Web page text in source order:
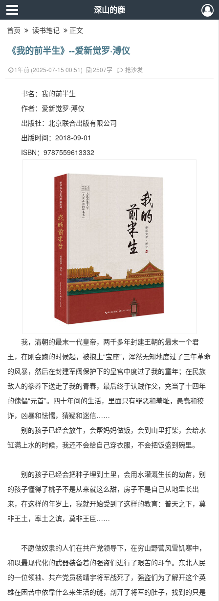
深山的鹿
首页 读书笔记 正文
《我的前半生》--爱新觉罗·溥仪
1年前 (2025-07-15 00:51) 2507字 抢沙发
书名：我的前半生
作者：爱新觉罗·溥仪
出版社：北京联合出版有限公司
出版时间：2018-09-01
ISBN：9787559613332
我，清朝的最末一代皇帝，两千多年封建王朝的最末一个君
王，在刚会跑的时候起，被抱上“宝座”，浑然无知地度过了三年革命
的风暴，然后在封建军阀保护下的皇宫中度过了我的童年；在民族
敌人的豢养下送走了我的青春，最后终于认贼作父，充当了十四年
的傀儡“元首”。四十年间的生活，里面只有罪恶和羞耻，愚蠢和狡
诈，凶暴和怯懦，猜疑和迷信……
别的孩子已经会放牛，会帮妈妈做饭，会到山里打柴，会给水
缸满上水的时候，我还不会给自己穿衣服，不会把饭盛到碗里。
别的孩子已经会把种子埋到土里，会用水灌溉生长的幼苗，别
的孩子懂得了桃子不是从来就这么甜，房子不是自己从地里长出
来，在这样的年岁上，我就开始受到了这样的教育：普天之下，莫
非王土，率土之滨，莫非王臣……
不愿做奴隶的人们在共产党领导下，在穷山野营风雪饥寒中，
和以最现代化的武器装备着的强盗们进行了艰苦的斗争。东北人民
的一位领袖、共产党员杨靖宇将军战死了，强盗们为了解开这个英
雄在困苦中依靠什么来生活的谜，剖开了将军的肚子，找到的只是